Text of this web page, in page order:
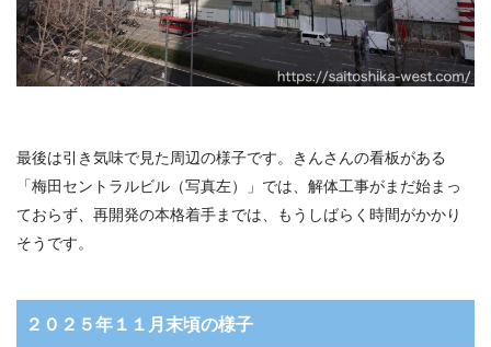
最後は引き気味で見た周辺の様子です。きんさんの看板がある
「梅田セントラルビル（写真左）」では、解体工事がまだ始まっ
ておらず、再開発の本格着手までは、もうしばらく時間がかかり
そうです。
２０２５年１１月末頃の様子